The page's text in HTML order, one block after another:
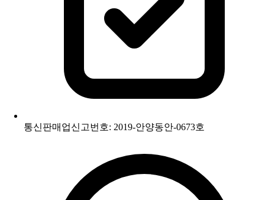
통신판매업신고번호: 2019-안양동안-0673호